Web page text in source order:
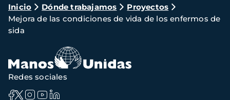
Ruta
de
navegación
Inicio Dónde trabajamos
Proyectos
Mejora de las condiciones de vida de los enfermos de
sida
Redes sociales